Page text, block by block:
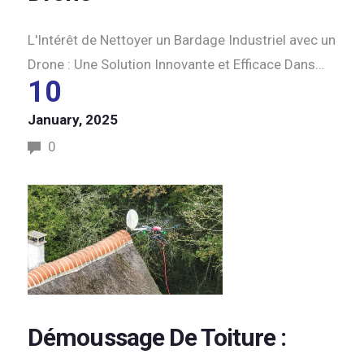
L'Intérêt de Nettoyer un Bardage Industriel avec un
Drone : Une Solution Innovante et Efficace Dans…
10
January, 2025
0
Démoussage De Toiture :